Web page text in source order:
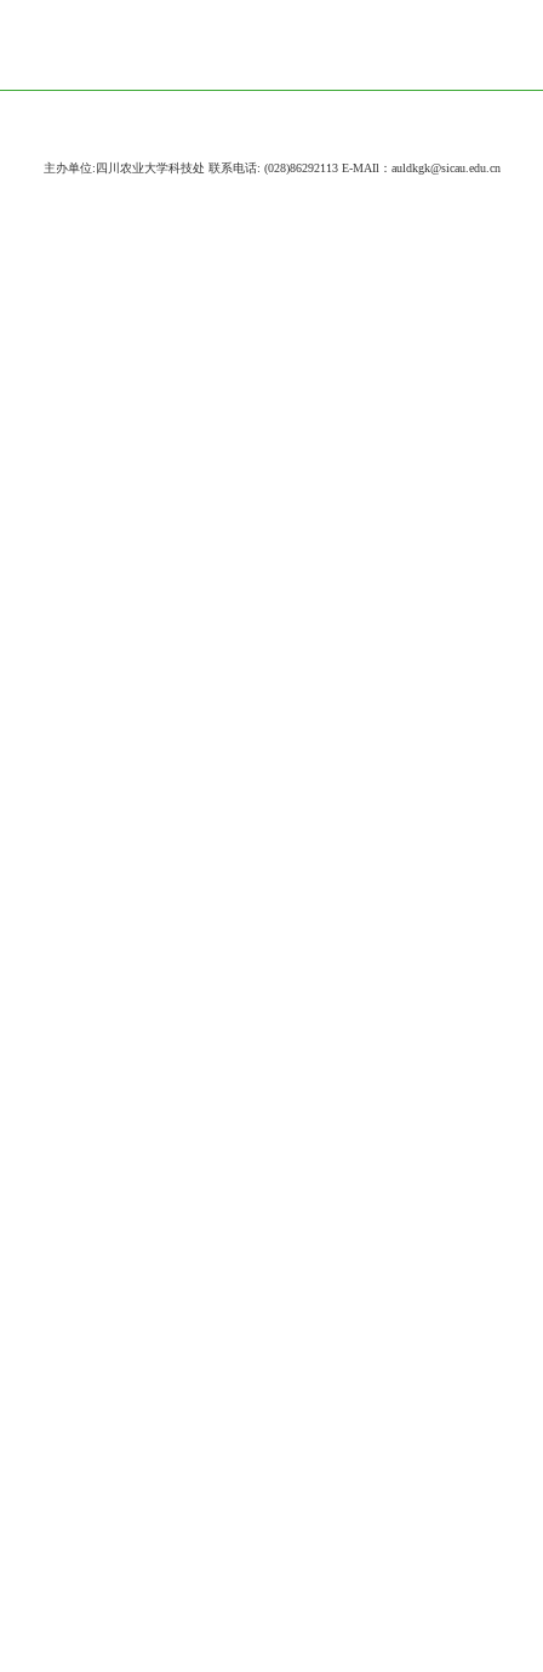
主办单位:四川农业大学科技处 联系电话: (028)86292113 E-MAIl：auldkgk@sicau.edu.cn